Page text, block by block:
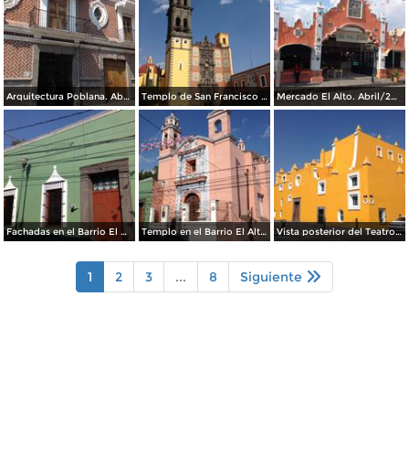
Arquitectura Poblana. Abril/2017 Templo de San Francisco de Asis. Abril/2017 Mercado El Alto. Abril/2017
Fachadas en el Barrio El Alto. Abril/2017 Templo en el Barrio El Alto. Abril/2017 Vista posterior del Teatro Principal. Abril/2017
1 2 3 ... 8 Siguiente